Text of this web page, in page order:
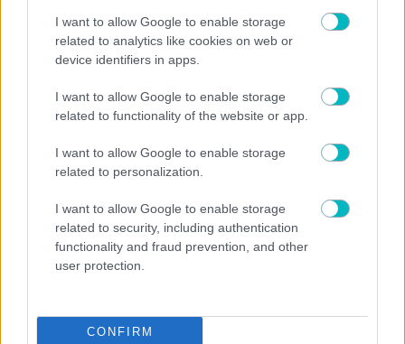
I want to allow Google to enable storage
related to analytics like cookies on web or
device identifiers in apps.
I want to allow Google to enable storage
related to functionality of the website or app.
I want to allow Google to enable storage
related to personalization.
I want to allow Google to enable storage
related to security, including authentication
functionality and fraud prevention, and other
user protection.
CONFIRM
ΠΟΔΟΣΦΑΙΡΟ ΑΕΚ
μείνει ζωντανή, δυνατή – Ελάχιστη υποχρέωση μας
το παρόν στο ετήσιο μνημόσυνο του»